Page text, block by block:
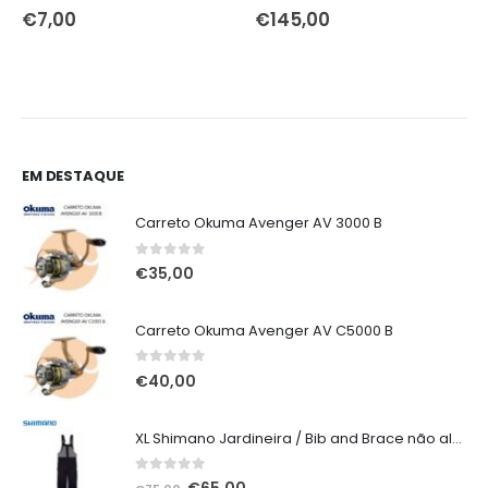
0out of 5
€7,00 0out of 5
€145,00
EM DESTAQUE
Carreto Okuma Avenger AV 3000 B
0out of 5
€35,00
Carreto Okuma Avenger AV C5000 B
0out of 5
€40,00
XL Shimano Jardineira / Bib and Brace não alcochoada preta
out of 5